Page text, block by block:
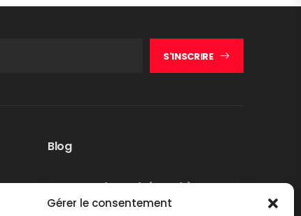
Gérer le consentement
S'INSCRIRE
Blog
Rappel produit Makita –
Pompe à graisse DGP180